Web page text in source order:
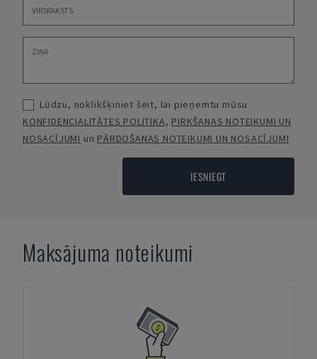
Lūdzu, noklikšķiniet šeit, lai pieņemtu mūsu
KONFIDENCIALITĀTES POLITIKA, PIRKŠANAS NOTEIKUMI UN
NOSACĪJUMI un PĀRDOŠANAS NOTEIKUMI UN NOSACĪJUMI
IESNIEGT
Maksājuma noteikumi